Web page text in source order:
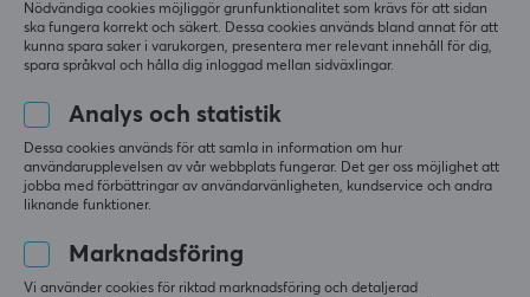
Baserat på 1 recension 1
0%
Relevans
Alla recensioner
Hans Christian G
Verifierad köpare
Level 20
Super Immortal
Nödvändiga cookies möjliggör grunfunktionalitet som krävs för att sidan
ska fungera korrekt och säkert. Dessa cookies används bland annat för att
kunna spara saker i varukorgen, presentera mer relevant innehåll för dig,
spara språkval och hålla dig inloggad mellan sidväxlingar.
Analys och statistik
Dessa cookies används för att samla in information om hur
användarupplevelsen av vår webbplats fungerar. Det ger oss möjlighet att
jobba med förbättringar av användarvänligheten, kundservice och andra
liknande funktioner.
Marknadsföring
Vi använder cookies för riktad marknadsföring och detaljerad